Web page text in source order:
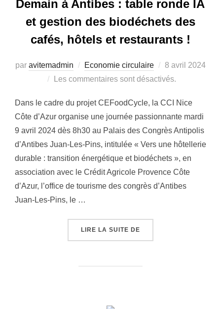
Demain à Antibes : table ronde IA
et gestion des biodéchets des
cafés, hôtels et restaurants !
par avitemadmin Economie circulaire
Publié
le
8 avril 2024
Les commentaires sont désactivés.
Dans le cadre du projet CEFoodCycle, la CCI Nice
Côte d’Azur organise une journée passionnante mardi
9 avril 2024 dès 8h30 au Palais des Congrès Antipolis
d’Antibes Juan-Les-Pins, intitulée « Vers une hôtellerie
durable : transition énergétique et biodéchets », en
association avec le Crédit Agricole Provence Côte
d’Azur, l’office de tourisme des congrès d’Antibes
Juan-Les-Pins, le …
LIRE LA SUITE DE